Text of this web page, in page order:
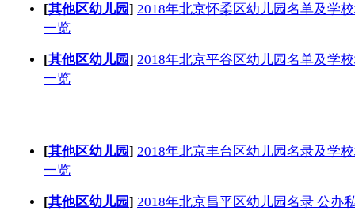
[其他区幼儿园] 2018年北京怀柔区幼儿园名单及学
一览
[其他区幼儿园] 2018年北京平谷区幼儿园名单及学
一览
[其他区幼儿园] 2018年北京丰台区幼儿园名录及学
一览
[其他区幼儿园] 2018年北京昌平区幼儿园名录 公办